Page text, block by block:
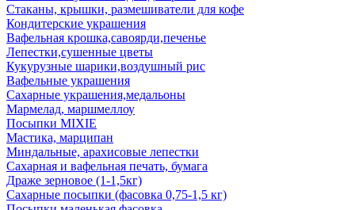
Стаканы, крышки, размешиватели для кофе
Кондитерские украшения
Вафельная крошка,савоярди,печенье
Лепестки,сушенные цветы
Кукурузные шарики,воздушный рис
Вафельные украшения
Сахарные украшения,медальоны
Мармелад, маршмеллоу
Посыпки MIXIE
Мастика, марципан
Миндальные, арахисовые лепестки
Сахарная и вафельная печать, бумага
Драже зерновое (1-1,5кг)
Сахарные посыпки (фасовка 0,75-1,5 кг)